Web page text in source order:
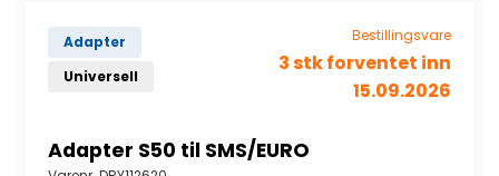
Adapter
Universell
Bestillingsvare
3 stk forventet inn
15.09.2026
Adapter S50 til SMS/EURO